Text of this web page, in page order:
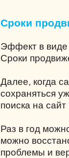
Сроки
Эффект в виде
Сроки
Далее, когда
сохраняться
поиска на
Раз в год
можно
проблемы и